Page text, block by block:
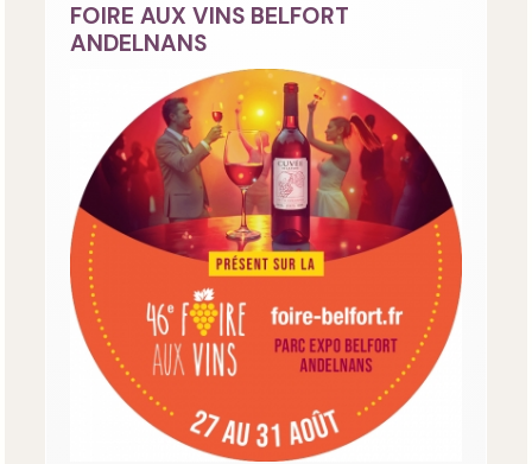
FOIRE AUX VINS BELFORT
ANDELNANS